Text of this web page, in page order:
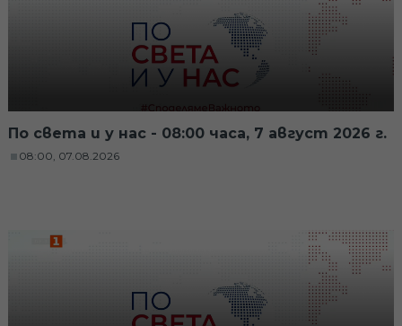
По света и у нас - 08:00 часа, 7 август 2026 г.
08:00, 07.08.2026